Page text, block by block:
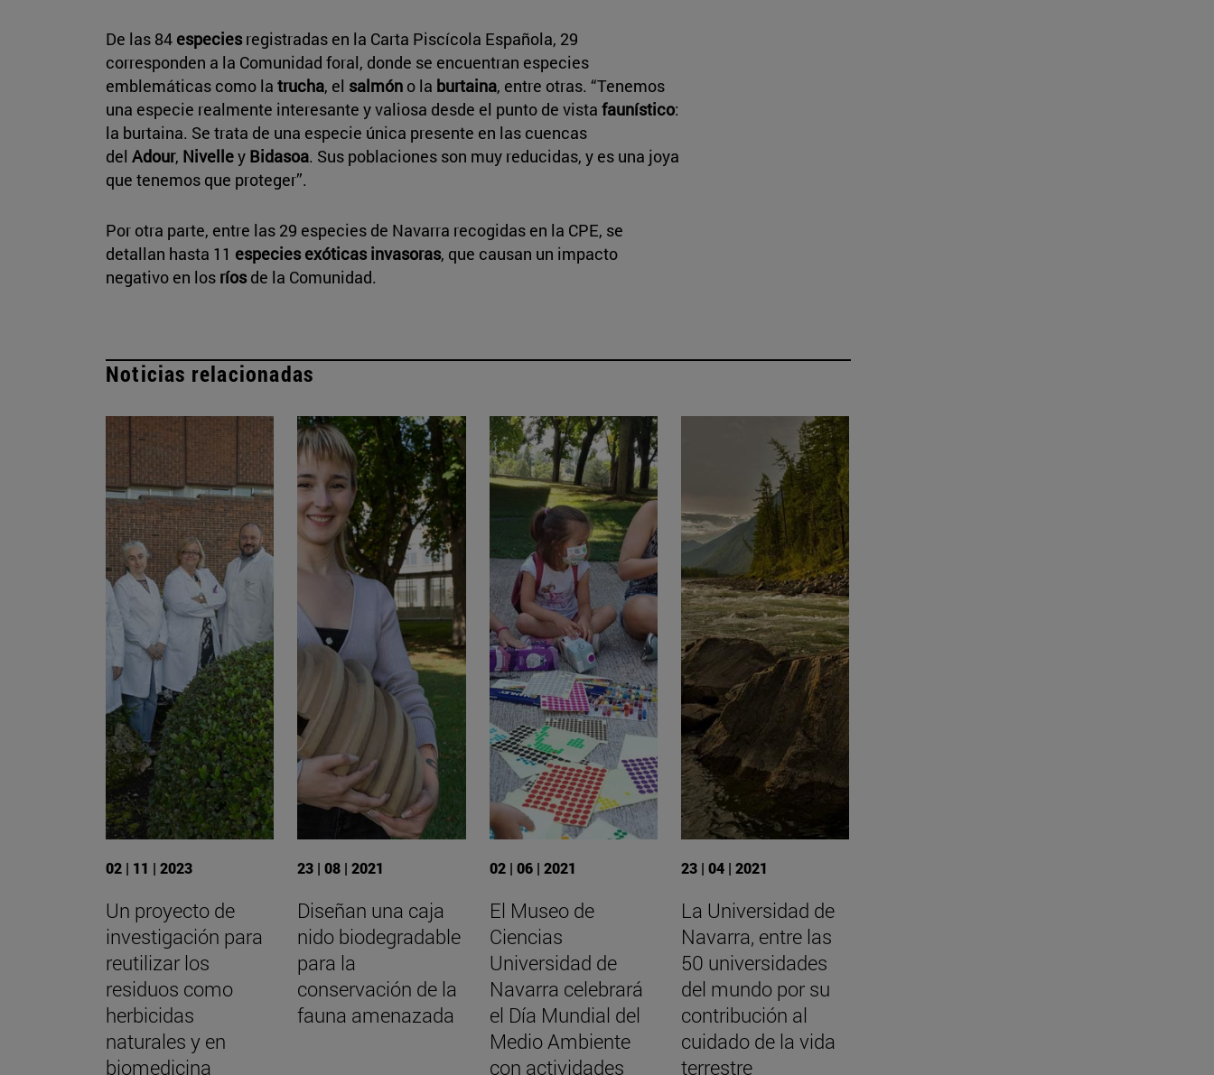
De las 84 especiesregistradas en la Carta Piscícola Española, 29
corresponden a la Comunidad foral, donde se encuentran especies
emblemáticas como la trucha, el salmón o la burtaina, entre otras. “Tenemos
una especie realmente interesante y valiosa desde el punto de vista faunístico:
la burtaina. Se trata de una especie única presente en las cuencas
del Adour, Nivelley Bidasoa. Sus poblaciones son muy reducidas, y es una joya
que tenemos que proteger”.
Por otra parte, entre las 29 especies de Navarra recogidas en la CPE, se
detallan hasta 11 especies exóticas invasoras, que causan un impacto
negativo en los ríosde la Comunidad.
Noticias relacionadas
02 | 11 | 2023
Un proyecto de
investigación para
reutilizar los
residuos como
herbicidas
naturales y en
biomedicina
23 | 08 | 2021
Diseñan una caja
nido biodegradable
para la
conservación de la
fauna amenazada
02 | 06 | 2021
El Museo de
Ciencias
Universidad de
Navarra celebrará
el Día Mundial del
Medio Ambiente
con actividades
23 | 04 | 2021
La Universidad de
Navarra, entre las
50 universidades
del mundo por su
contribución al
cuidado de la vida
terrestre